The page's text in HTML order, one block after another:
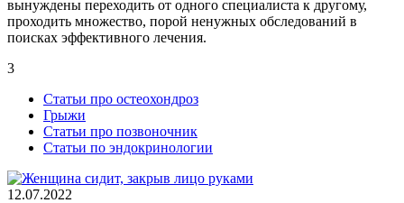
вынуждены переходить от одного специалиста к другому,
проходить множество, порой ненужных обследований в
поисках эффективного лечения.
3
Статьи про остеохондроз
Грыжи
Статьи про позвоночник
Статьи по эндокринологии
12.07.2022